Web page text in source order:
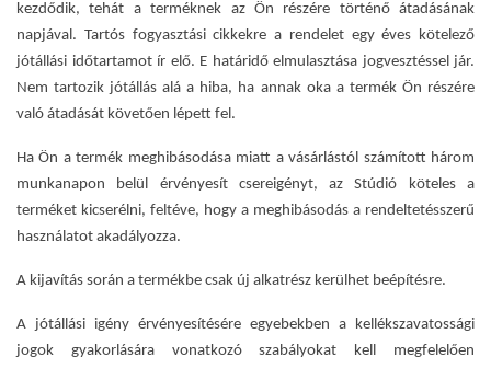
kezdődik, tehát a terméknek az Ön részére történő átadásának
napjával. Tartós fogyasztási cikkekre a rendelet egy éves kötelező
jótállási időtartamot ír elő. E határidő elmulasztása jogvesztéssel jár.
Nem tartozik jótállás alá a hiba, ha annak oka a termék Ön részére
való átadását követően lépett fel.
Ha Ön a termék meghibásodása miatt a vásárlástól számított három
munkanapon belül érvényesít csereigényt, az Stúdió köteles a
terméket kicserélni, feltéve, hogy a meghibásodás a rendeltetésszerű
használatot akadályozza.
A kijavítás során a termékbe csak új alkatrész kerülhet beépítésre.
A jótállási igény érvényesítésére egyebekben a kellékszavatossági
jogok gyakorlására vonatkozó szabályokat kell megfelelően